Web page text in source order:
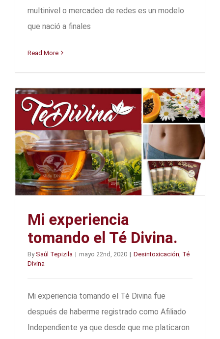
multinivel o mercadeo de redes es un modelo
que nació a finales
Read More
Mi experiencia
tomando el Té Divina.
BySaúl Tepizila | mayo 22nd, 2020 | Desintoxicación Té
Divina
Mi experiencia tomando el Té Divina fue
después de haberme registrado como Afiliado
Independiente ya que desde que me platicaron